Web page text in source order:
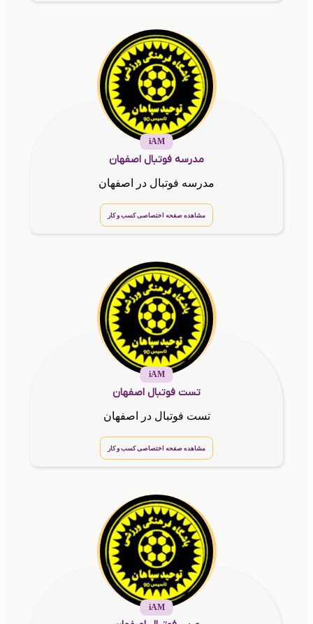
iAM
مدرسه فوتبال اصفهان
مدرسه فوتبال در اصفهان
مشاهده صفحه اختصاصی کسب و کار
iAM
تست فوتبال اصفهان
تست فوتبال در اصفهان
مشاهده صفحه اختصاصی کسب و کار
iAM